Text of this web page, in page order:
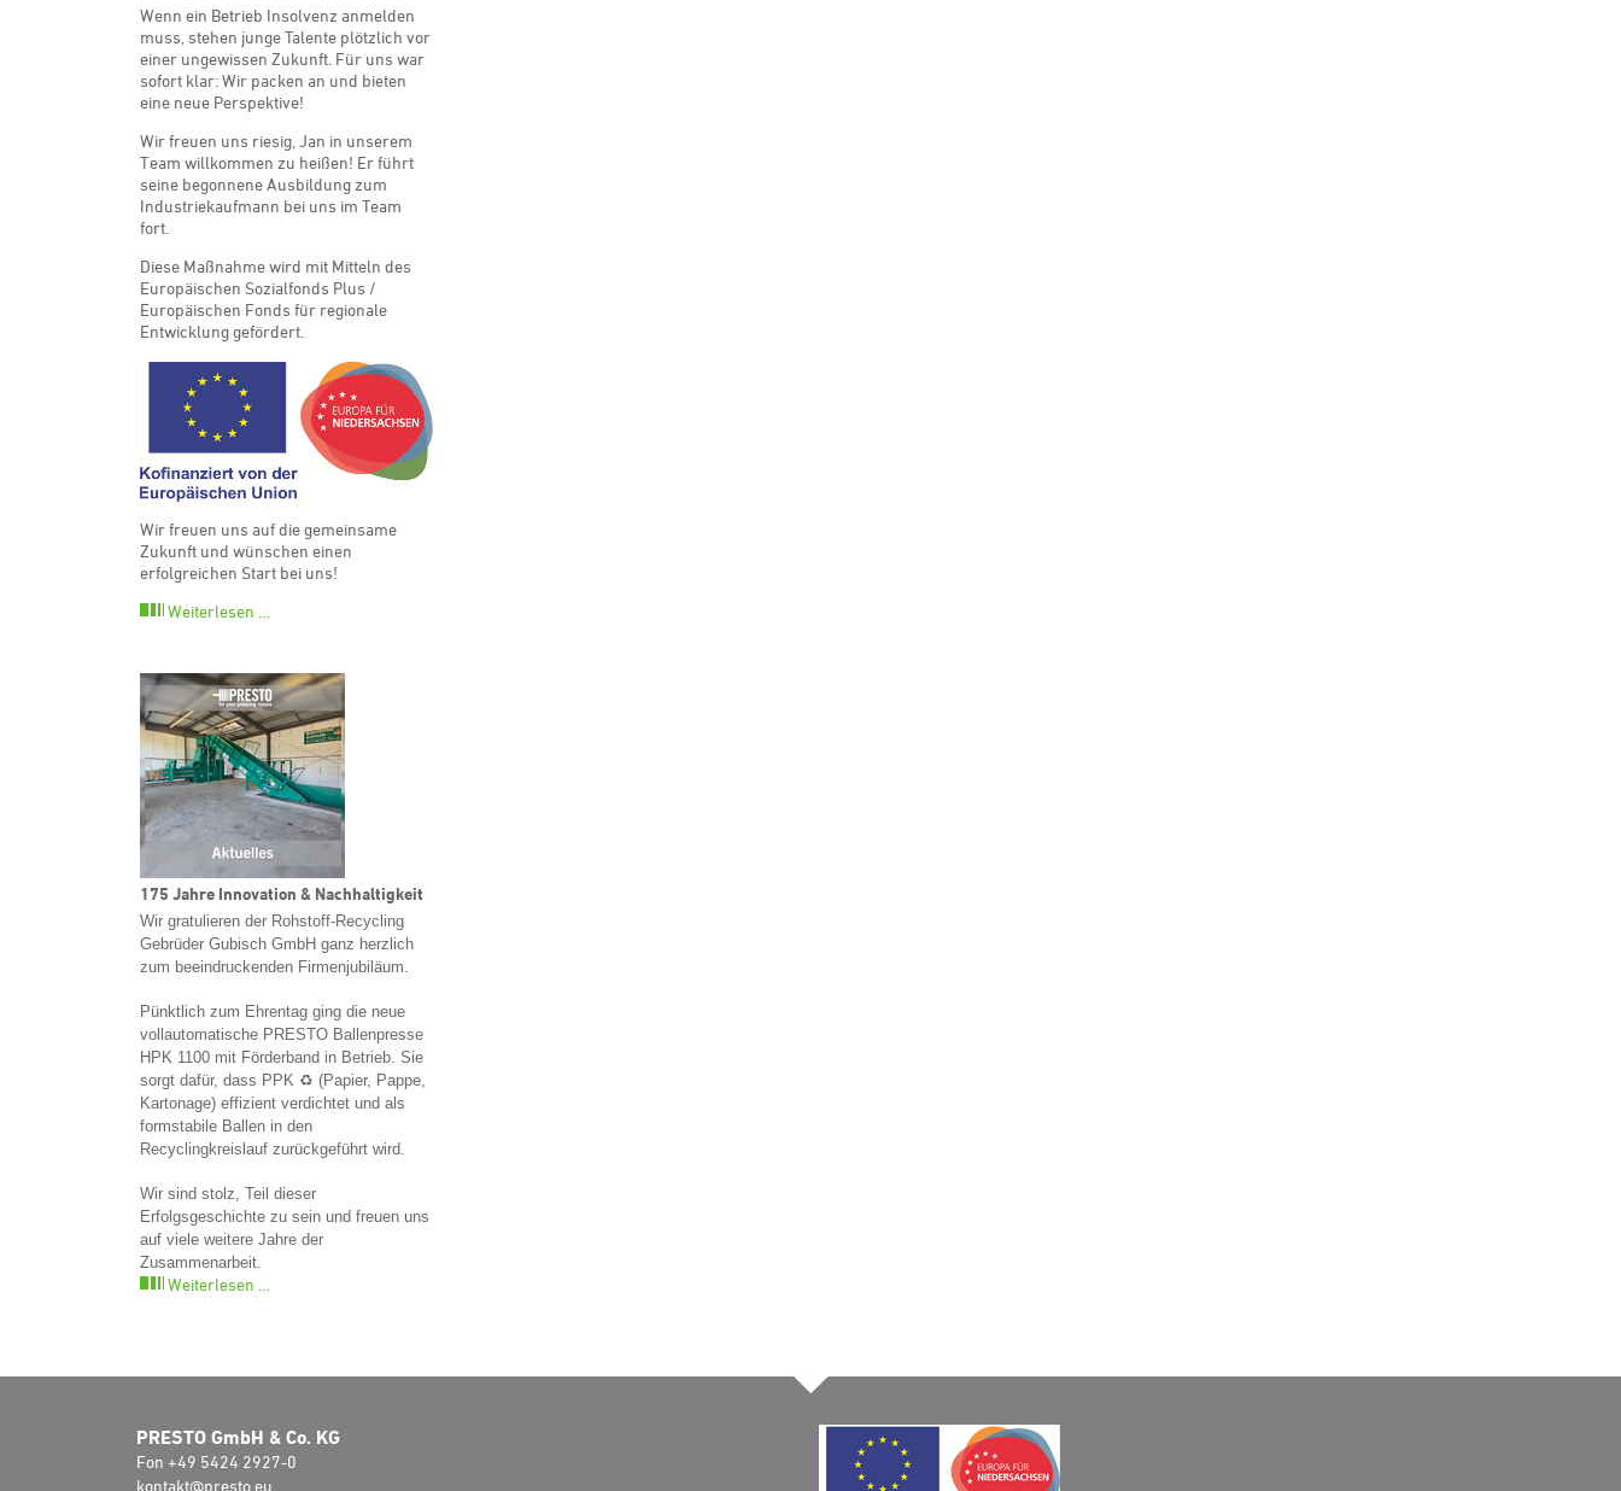
Wenn ein Betrieb Insolvenz anmelden
muss, stehen junge Talente plötzlich vor
einer ungewissen Zukunft. Für uns war
sofort klar: Wir packen an und bieten
eine neue Perspektive!
Wir freuen uns riesig, Jan in unserem
Team willkommen zu heißen! Er führt
seine begonnene Ausbildung zum
Industriekaufmann bei uns im Team
fort.
Diese Maßnahme wird mit Mitteln des
Europäischen Sozialfonds Plus /
Europäischen Fonds für regionale
Entwicklung gefördert.
Wir freuen uns auf die gemeinsame
Zukunft und wünschen einen
erfolgreichen Start bei uns!
Weiterlesen …
175 Jahre Innovation & Nachhaltigkeit
Wir gratulieren der Rohstoff-Recycling
Gebrüder Gubisch GmbH ganz herzlich
zum beeindruckenden Firmenjubiläum.
Pünktlich zum Ehrentag ging die neue
vollautomatische PRESTO Ballenpresse
HPK 1100 mit Förderband in Betrieb. Sie
sorgt dafür, dass PPK ♻️ (Papier, Pappe,
Kartonage) effizient verdichtet und als
formstabile Ballen in den
Recyclingkreislauf zurückgeführt wird.
Wir sind stolz, Teil dieser
Erfolgsgeschichte zu sein und freuen uns
auf viele weitere Jahre der
Zusammenarbeit.
Weiterlesen …
PRESTO GmbH & Co. KG
Fon +49 5424 2927-0
kontakt@presto.eu